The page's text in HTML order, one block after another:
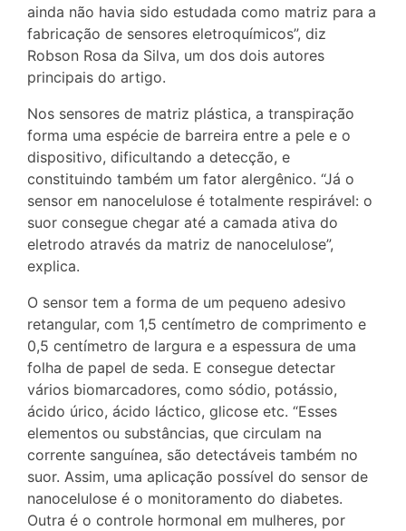
ainda não havia sido estudada como matriz para a
fabricação de sensores eletroquímicos”, diz
Robson Rosa da Silva, um dos dois autores
principais do artigo.
Nos sensores de matriz plástica, a transpiração
forma uma espécie de barreira entre a pele e o
dispositivo, dificultando a detecção, e
constituindo também um fator alergênico. “Já o
sensor em nanocelulose é totalmente respirável: o
suor consegue chegar até a camada ativa do
eletrodo através da matriz de nanocelulose”,
explica.
O sensor tem a forma de um pequeno adesivo
retangular, com 1,5 centímetro de comprimento e
0,5 centímetro de largura e a espessura de uma
folha de papel de seda. E consegue detectar
vários biomarcadores, como sódio, potássio,
ácido úrico, ácido láctico, glicose etc. “Esses
elementos ou substâncias, que circulam na
corrente sanguínea, são detectáveis também no
suor. Assim, uma aplicação possível do sensor de
nanocelulose é o monitoramento do diabetes.
Outra é o controle hormonal em mulheres, por